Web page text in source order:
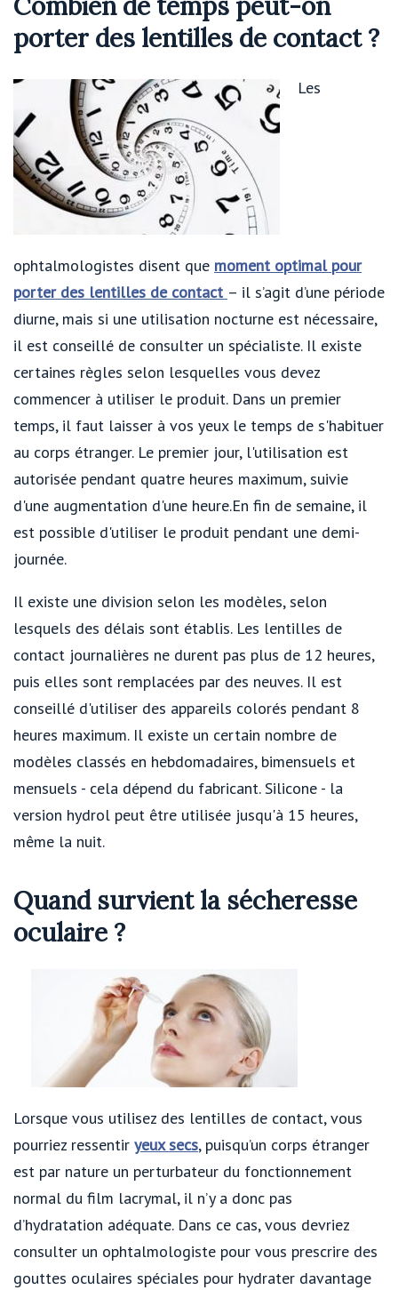
porter des lentilles de contact ?
Les
ophtalmologistes disent que moment optimal pour
porter des lentilles de contact – il s’agit d’une période
diurne, mais si une utilisation nocturne est nécessaire,
il est conseillé de consulter un spécialiste. Il existe
certaines règles selon lesquelles vous devez
commencer à utiliser le produit. Dans un premier
temps, il faut laisser à vos yeux le temps de s'habituer
au corps étranger. Le premier jour, l'utilisation est
autorisée pendant quatre heures maximum, suivie
d'une augmentation d'une heure.En fin de semaine, il
est possible d'utiliser le produit pendant une demi-
journée.
Il existe une division selon les modèles, selon
lesquels des délais sont établis. Les lentilles de
contact journalières ne durent pas plus de 12 heures,
puis elles sont remplacées par des neuves. Il est
conseillé d'utiliser des appareils colorés pendant 8
heures maximum. Il existe un certain nombre de
modèles classés en hebdomadaires, bimensuels et
mensuels - cela dépend du fabricant. Silicone - la
version hydrol peut être utilisée jusqu'à 15 heures,
même la nuit.
Quand survient la sécheresse
oculaire ?
Lorsque vous utilisez des lentilles de contact, vous
pourriez ressentir yeux secs, puisqu’un corps étranger
est par nature un perturbateur du fonctionnement
normal du film lacrymal, il n’y a donc pas
d’hydratation adéquate. Dans ce cas, vous devriez
consulter un ophtalmologiste pour vous prescrire des
gouttes oculaires spéciales pour hydrater davantage